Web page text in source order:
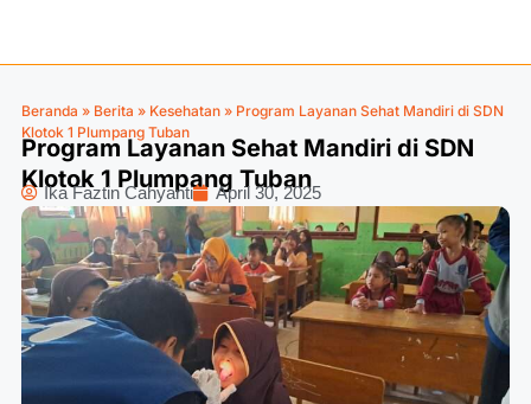
Beranda » Berita » Kesehatan » Program Layanan Sehat Mandiri di SDN
Klotok 1 Plumpang Tuban
Program Layanan Sehat Mandiri di SDN
Klotok 1 Plumpang Tuban
Ika Faztin Cahyanti April 30, 2025